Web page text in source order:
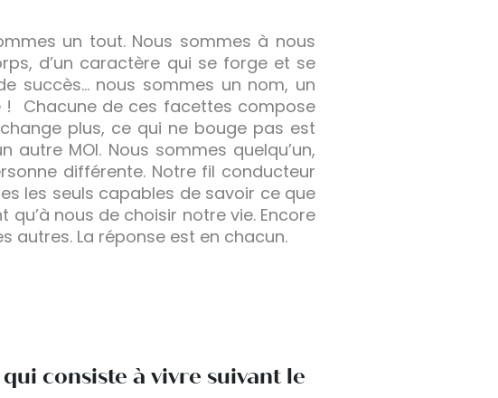
un tout. Nous sommes à nous
d’un caractère qui se forge et se
succès… nous sommes un nom, un
! Chacune de ces facettes compose
plus, ce qui ne bouge pas est
MOI. Nous sommes quelqu’un,
différente. Notre fil conducteur
les seuls capables de savoir ce que
nous de choisir notre vie. Encore
autres. La réponse est en chacun.
consiste à vivre suivant le